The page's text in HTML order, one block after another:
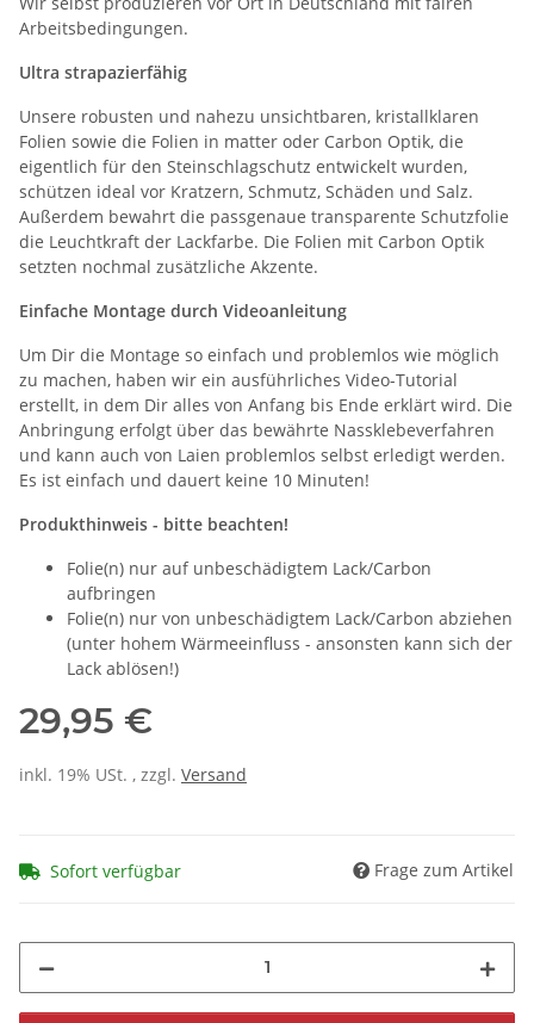
Arbeitsbedingungen.
Ultra strapazierfähig
Unsere robusten und nahezu unsichtbaren, kristallklaren
Folien sowie die Folien in matter oder Carbon Optik, die
eigentlich für den Steinschlagschutz entwickelt wurden,
schützen ideal vor Kratzern, Schmutz, Schäden und Salz.
Außerdem bewahrt die passgenaue transparente Schutzfolie
die Leuchtkraft der Lackfarbe. Die Folien mit Carbon Optik
setzten nochmal zusätzliche Akzente.
Einfache Montage durch Videoanleitung
Um Dir die Montage so einfach und problemlos wie möglich
zu machen, haben wir ein ausführliches Video-Tutorial
erstellt, in dem Dir alles von Anfang bis Ende erklärt wird. Die
Anbringung erfolgt über das bewährte Nassklebeverfahren
und kann auch von Laien problemlos selbst erledigt werden.
Es ist einfach und dauert keine 10 Minuten!
Produkthinweis - bitte beachten!
Folie(n) nur auf unbeschädigtem Lack/Carbon
aufbringen
Folie(n) nur von unbeschädigtem Lack/Carbon abziehen
(unter hohem Wärmeeinfluss - ansonsten kann sich der
Lack ablösen!)
29,95 €
inkl. 19% USt. , zzgl. Versand
Sofort verfügbar Frage zum Artikel